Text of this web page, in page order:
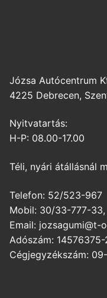
Józsa Autócentrum
4225 Debrecen,
Nyitvatartás:
H-P: 08.00-17.00
Téli, nyári átállásnál
Telefon: 52/523-967
Mobil: 30/33-777-
Email: jozsagumi@t-
Adószám:
Cégjegyzékszám: